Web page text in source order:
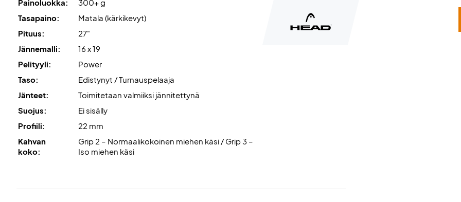
Painoluokka:
300+ g
Tasapaino:
Matala (kärkikevyt)
Pituus:
27"
Jännemalli:
16 x 19
Pelityyli:
Power
Taso:
Edistynyt / Turnauspelaaja
Jänteet:
Toimitetaan valmiiksi jännitettynä
Suojus:
Ei sisälly
Profiili:
22 mm
Kahvan
koko:
Grip 2 – Normaalikokoinen miehen käsi / Grip 3 –
Iso miehen käsi